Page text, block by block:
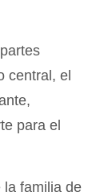
central, el
para el
la familia de